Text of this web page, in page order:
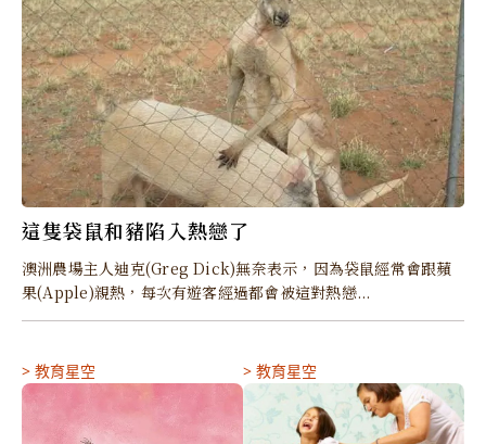
這隻袋鼠和豬陷入熱戀了
澳洲農場主人迪克(Greg Dick)無奈表示，因為袋鼠經常會跟蘋
果(Apple)親熱，每次有遊客經過都會被這對熱戀...
> 教育星空 > 教育星空